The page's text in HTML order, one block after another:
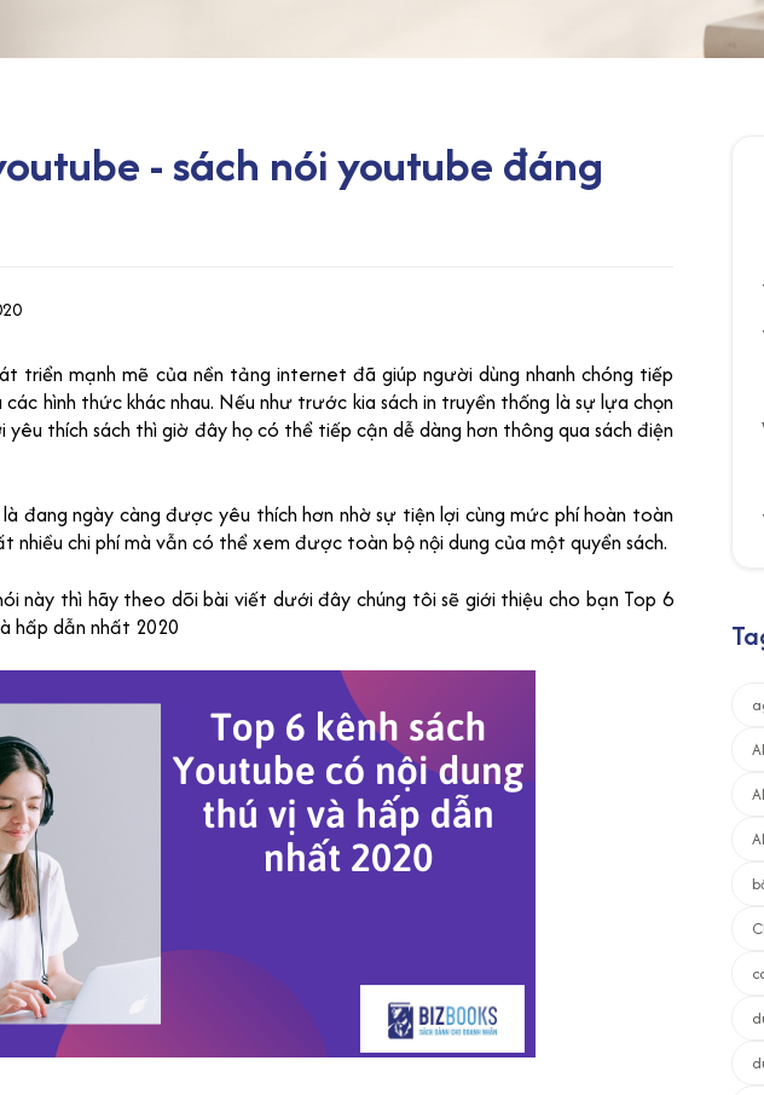
- sách nói youtube đáng
triển mạnh mẽ của nền tảng internet đã giúp người dùng nhanh chóng tiếp
hình thức khác nhau. Nếu như trước kia sách in truyền thống là sự lựa chọn
thích sách thì giờ đây họ có thể tiếp cận dễ dàng hơn thông qua sách điện
đang ngày càng được yêu thích hơn nhờ sự tiện lợi cùng mức phí hoàn toàn
chi phí mà vẫn có thể xem được toàn bộ nội dung của một quyển sách.
này thì hãy theo dõi bài viết dưới đây chúng tôi sẽ giới thiệu cho bạn Top 6
hấp dẫn nhất 2020